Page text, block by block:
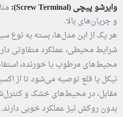
وایرشو پیچی (Screw Terminal):
و جریان‌های بالا.
هر یک از این مدل‌ها، بسته به نوع
شرایط محیطی، عملکرد متفاوتی
محیط‌های مرطوب یا خورنده،
نیکل یا قلع توصیه می‌شود تا از
مقابل، در محیط‌های خشک و
بدون روکش نیز عملکرد خوبی دارند.